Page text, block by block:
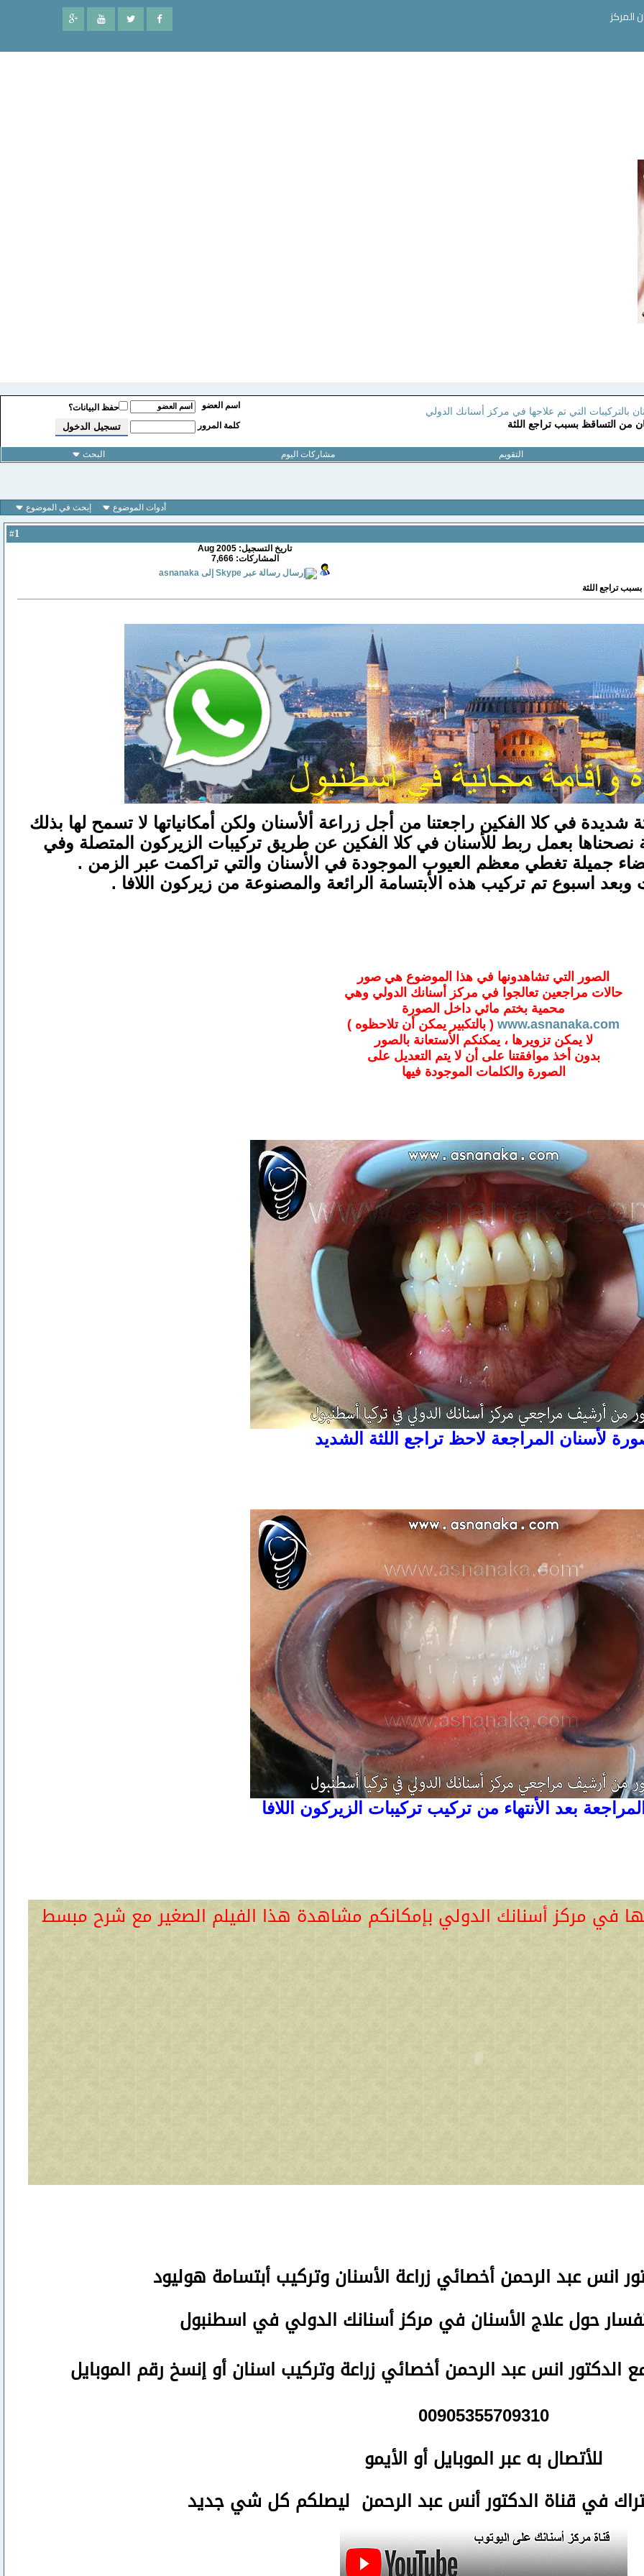
المركز
بالتركيبات التي تم علاجها في مركز أسنانك الدولي
من التساقظ بسبب تراجع اللثة
اسم العضو
حفظ البيانات؟
كلمة المرور
التقويم مشاركات اليوم البحث
أدوات الموضوع إبحث في الموضوع
1
تاريخ التسجيل: Aug 2005
المشاركات: 7,666
تراجع اللثة
شديدة في كلا الفكين راجعتنا من أجل زراعة ألأسنان ولكن أمكانياتها لا تسمح لها بذلك
نصحناها بعمل ربط للأسنان في كلا الفكين عن طريق تركيبات الزيركون المتصلة وفي
جميلة تغطي معظم العيوب الموجودة في الأسنان والتي تراكمت عبر الزمن .
الصور التي تشاهدونها في هذا الموضوع هي صور
حالات مراجعين تعالجوا في مركز أسنانك الدولي وهي
محمية بختم مائي داخل الصورة
www.asnanaka.com ( بالتكبير يمكن أن تلاحظوه )
لا يمكن تزويرها ، يمكنكم الأستعانة بالصور
بدون أخذ موافقتنا على أن لا يتم التعديل على
الصورة والكلمات الموجودة فيها
لأسنان المراجعة لاحظ تراجع اللثة الشديد
بعد الأنتهاء من تركيب تركيبات الزيركون اللافا
في مركز أسنانك الدولي بإمكانكم مشاهدة هذا الفيلم الصغير مع شرح مبسط
انس عبد الرحمنأخصائي زراعة الأسنان وتركيب أبتسامة هوليود
حول علاج الأسنان في مركز أسنانك الدولي في اسطنبول
الدكتور انس عبد الرحمن أخصائي زراعة وتركيب اسنانأوإنسخ رقم الموبايل
00905355709310
للأتصالبه عبر الموبايل أو الأيمو
في قناة الدكتور أنس عبد الرحمن ليصلكم كل شي جديد